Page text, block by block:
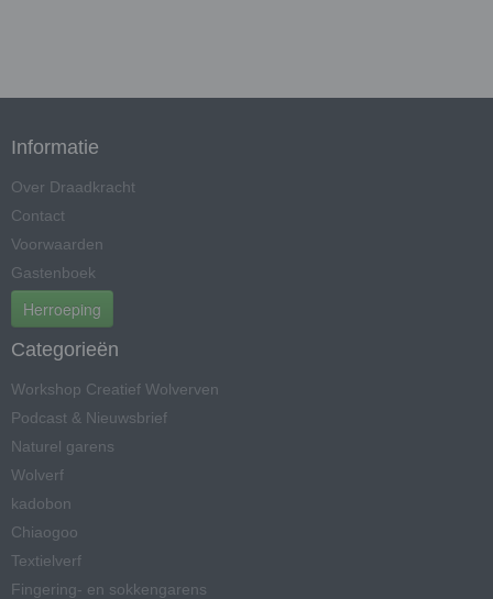
Informatie
Over Draadkracht
Contact
Voorwaarden
Gastenboek
Herroeping
Categorieën
Workshop Creatief Wolverven
Podcast & Nieuwsbrief
Naturel garens
Wolverf
kadobon
Chiaogoo
Textielverf
Fingering- en sokkengarens